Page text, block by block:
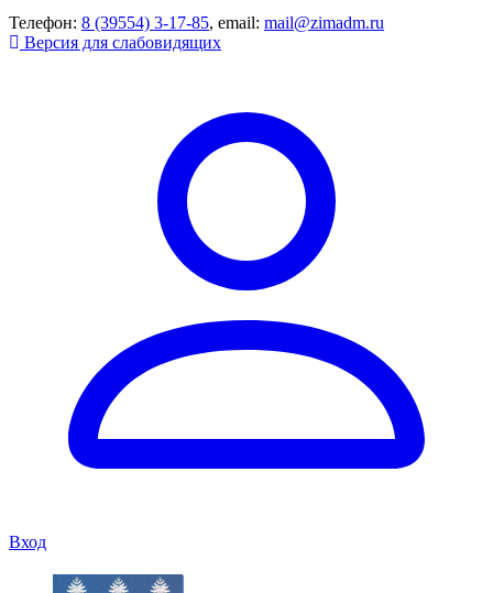
Телефон: 8 (39554) 3-17-85, email: mail@zimadm.ru
Версия для слабовидящих
Вход